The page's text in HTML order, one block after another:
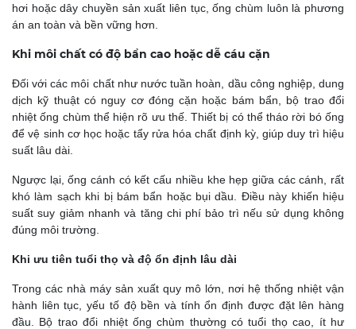
hơi hoặc dây chuyền sản xuất liên tục, ống chùm luôn là phương
án an toàn và bền vững hơn.
Khi môi chất có độ bẩn cao hoặc dễ cáu cặn
Đối với các môi chất như nước tuần hoàn, dầu công nghiệp, dung
dịch kỹ thuật có nguy cơ đóng cặn hoặc bám bẩn, bộ trao đổi
nhiệt ống chùm thể hiện rõ ưu thế. Thiết bị có thể tháo rời bó ống
để vệ sinh cơ học hoặc tẩy rửa hóa chất định kỳ, giúp duy trì hiệu
suất lâu dài.
Ngược lại, ống cánh có kết cấu nhiều khe hẹp giữa các cánh, rất
khó làm sạch khi bị bám bẩn hoặc bụi dầu. Điều này khiến hiệu
suất suy giảm nhanh và tăng chi phí bảo trì nếu sử dụng không
đúng môi trường.
Khi ưu tiên tuổi thọ và độ ổn định lâu dài
Trong các nhà máy sản xuất quy mô lớn, nơi hệ thống nhiệt vận
hành liên tục, yếu tố độ bền và tính ổn định được đặt lên hàng
đầu. Bộ trao đổi nhiệt ống chùm thường có tuổi thọ cao, ít hư